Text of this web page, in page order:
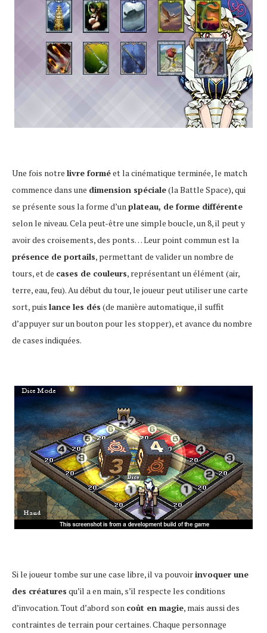
Une fois notre livre forméet la cinématique terminée, le match
commence dans une dimension spéciale(la Battle Space), qui
se présente sous la forme d’un plateau, de forme différente
selon le niveau. Cela peut-être une simple boucle, un 8, il peut y
avoir des croisements, des ponts… Leur point commun est la
présence de portails, permettant de valider un nombre de
tours, et de cases de couleurs, représentant un élément (air,
terre, eau, feu). Au début du tour, le joueur peut utiliser une carte
sort, puis lance les dés (de manière automatique, il suffit
d’appuyer sur un bouton pour les stopper), et avance du nombre
de cases indiquées.
Si le joueur tombe sur une case libre, il va pouvoirinvoquer une
des créatures qu’il a en main, s’il respecte les conditions
d’invocation. Tout d’abord son coût en magie, mais aussi des
contraintes de terrain pour certaines. Chaque personnage